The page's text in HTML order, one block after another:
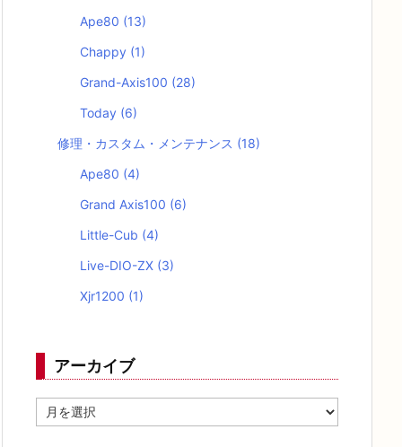
Ape80 (13)
Chappy (1)
Grand-Axis100 (28)
Today (6)
修理・カスタム・メンテナンス (18)
Ape80 (4)
Grand Axis100 (6)
Little-Cub (4)
Live-DIO-ZX (3)
Xjr1200 (1)
アーカイブ
ー